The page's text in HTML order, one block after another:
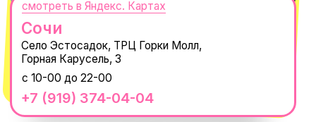
Telegram
WhatsApp
8 800 550-06-92
macrocosm_store@mail.ru
КОНТАКТЫ
Магазины
Политика обработки персональных